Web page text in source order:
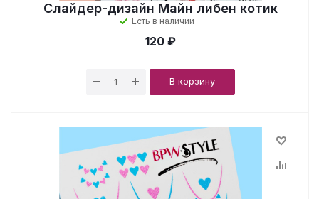
Слайдер-дизайн Майн либен котик
Есть в наличии
120 ₽
В корзину